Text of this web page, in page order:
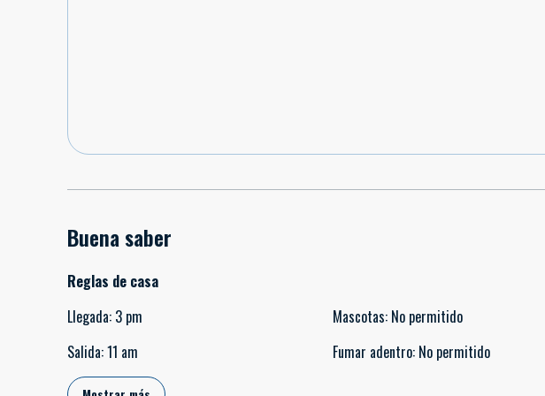
Buena saber
Reglas de casa
Llegada: 3 pm
Salida:11 am
Mascotas: No permitido
Fumar adentro: No permitido